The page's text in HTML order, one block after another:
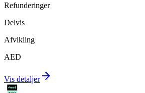
Refunderinger
Delvis
Afvikling
AED
Vis detaljer